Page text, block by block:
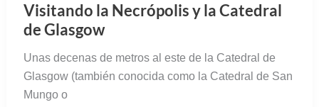
Visitando la Necrópolis y la Catedral
de Glasgow
Unas decenas de metros al este de la Catedral de
Glasgow (también conocida como la Catedral de San
Mungo o